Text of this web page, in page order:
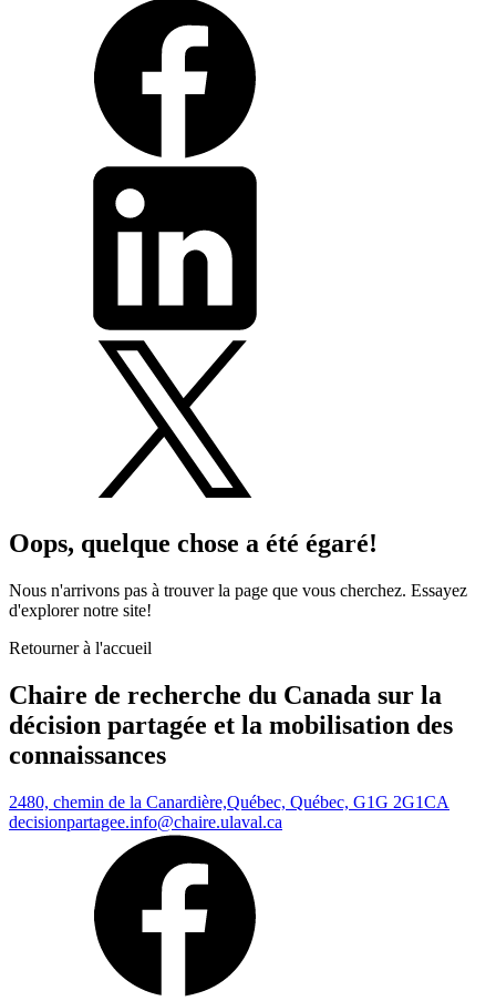
Oops, quelque chose a été égaré!
Nous n'arrivons pas à trouver la page que vous cherchez. Essayez
d'explorer notre site!
Retourner à l'accueil
Chaire de recherche du Canada sur la
décision partagée et la mobilisation des
connaissances
2480, chemin de la Canardière,Québec, Québec, G1G 2G1CA
decisionpartagee.info@chaire.ulaval.ca